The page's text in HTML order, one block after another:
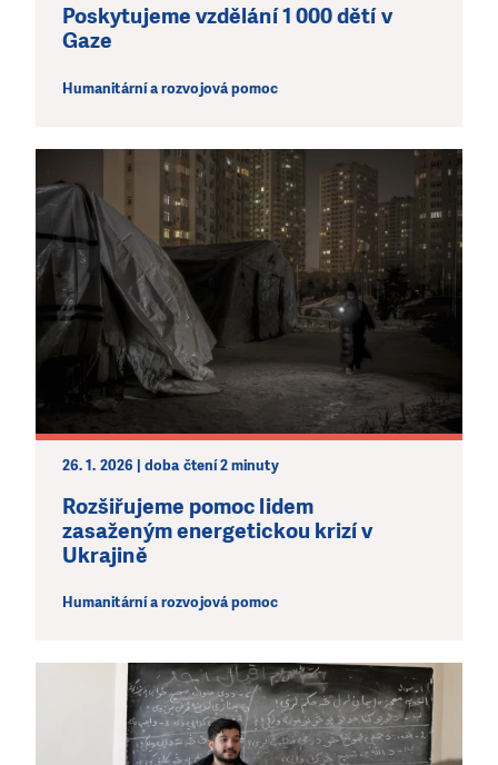
Poskytujeme vzdělání 1 000 dětí v
Gaze
Humanitární a rozvojová pomoc
26. 1. 2026 | doba čtení 2 minuty
Rozšiřujeme pomoc lidem
zasaženým energetickou krizí v
Ukrajině
Humanitární a rozvojová pomoc